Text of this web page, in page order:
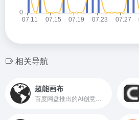
相关导航
超能画布